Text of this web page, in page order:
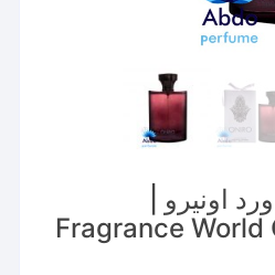
اونیرو |
Fragrance World